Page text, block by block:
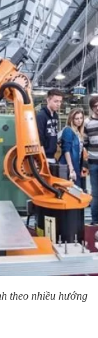
theo nhiều hướng